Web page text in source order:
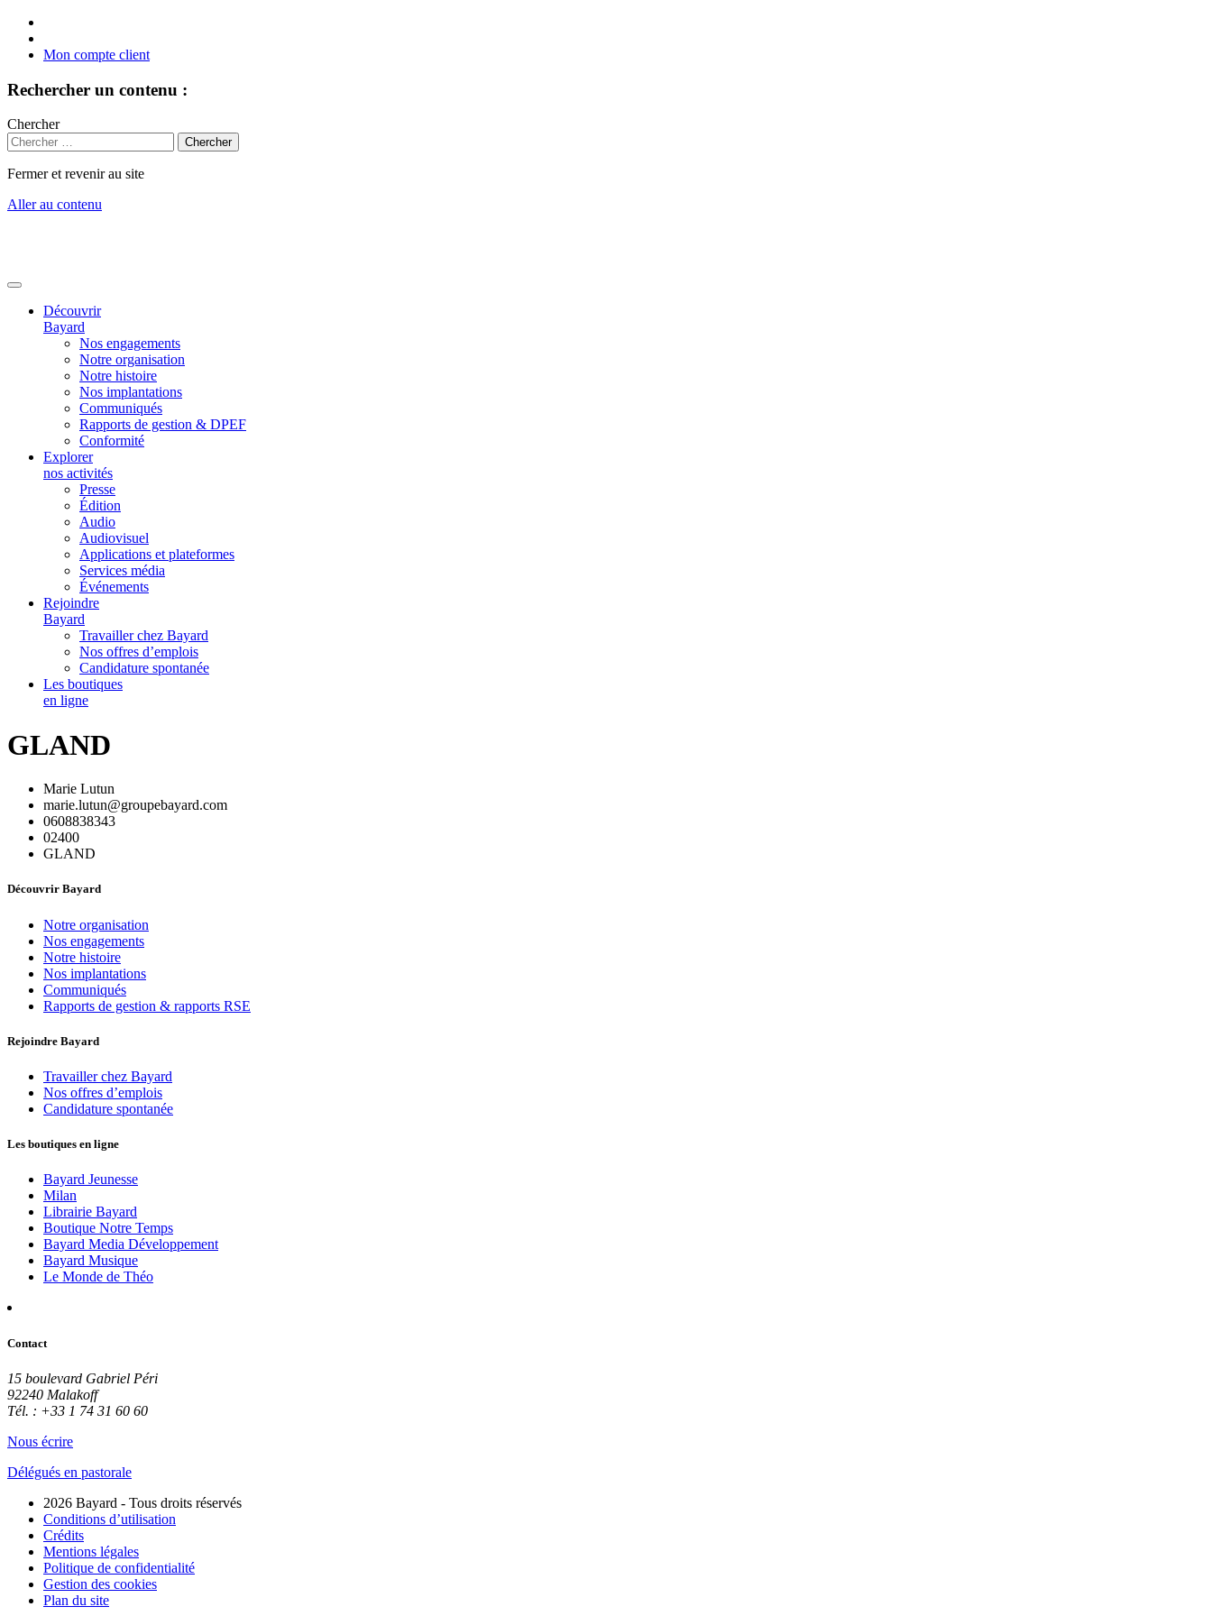
Mon compte client
Rechercher un contenu :
Chercher
Fermer et revenir au site
Aller au contenu
Découvrir
Bayard
Nos engagements
Notre organisation
Notre histoire
Nos implantations
Communiqués
Rapports de gestion & DPEF
Conformité
Explorer
nos activités
Presse
Édition
Audio
Audiovisuel
Applications et plateformes
Services média
Événements
Rejoindre
Bayard
Travailler chez Bayard
Nos offres d’emplois
Candidature spontanée
Les boutiques
en ligne
GLAND
Marie Lutun
marie.lutun@groupebayard.com
0608838343
02400
GLAND
Découvrir Bayard
Notre organisation
Nos engagements
Notre histoire
Nos implantations
Communiqués
Rapports de gestion & rapports RSE
Rejoindre Bayard
Travailler chez Bayard
Nos offres d’emplois
Candidature spontanée
Les boutiques en ligne
Bayard Jeunesse
Milan
Librairie Bayard
Boutique Notre Temps
Bayard Media Développement
Bayard Musique
Le Monde de Théo
Contact
15 boulevard Gabriel Péri
92240 Malakoff
Tél. : +33 1 74 31 60 60
Nous écrire
Délégués en pastorale
2026 Bayard - Tous droits réservés
Conditions d’utilisation
Crédits
Mentions légales
Politique de confidentialité
Gestion des cookies
Plan du site